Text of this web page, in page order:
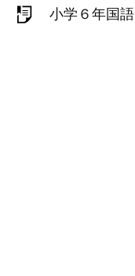
小学６年国語